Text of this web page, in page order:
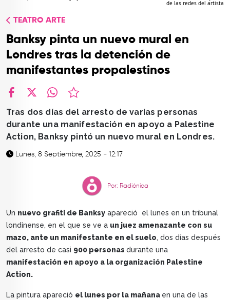
CONTACTO
de las redes del artista
TEATRO ARTE
Banksy pinta un nuevo mural en
Londres tras la detención de
manifestantes propalestinos
Tras dos días del arresto de varias personas
durante una manifestación en apoyo a Palestine
Action, Banksy pintó un nuevo mural en Londres.
Lunes, 8 Septiembre, 2025 - 12:17
Por: Radiónica
Un nuevo grafiti de Banksy apareció el lunes en un tribunal
londinense, en el que se ve a un juez amenazante con su
mazo, ante un manifestante en el suelo, dos días después
del arresto de casi 900 personas durante una
manifestación en apoyo a la organización Palestine
Action.
La pintura apareció el lunes por la mañana en una de las